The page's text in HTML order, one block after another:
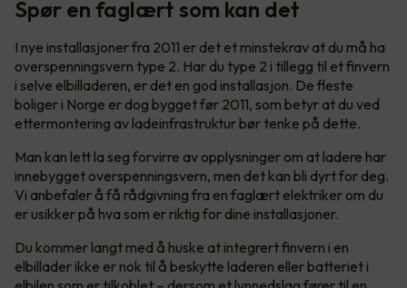
Spør en faglært som kan det
I nye installasjoner fra 2011 er det et minstekrav at du må ha
overspenningsvern type 2. Har du type 2 i tillegg til et finvern
i selve elbilladeren, er det en god installasjon. De fleste
boliger i Norge er dog bygget før 2011, som betyr at du ved
ettermontering av ladeinfrastruktur bør tenke på dette.
Man kan lett la seg forvirre av opplysninger om at ladere har
innebygget overspenningsvern, men det kan bli dyrt for deg.
Vi anbefaler å få rådgivning fra en faglært elektriker om du
er usikker på hva som er riktig for dine installasjoner.
Du kommer langt med å huske at integrert finvern i en
elbillader ikke er nok til å beskytte laderen eller batteriet i